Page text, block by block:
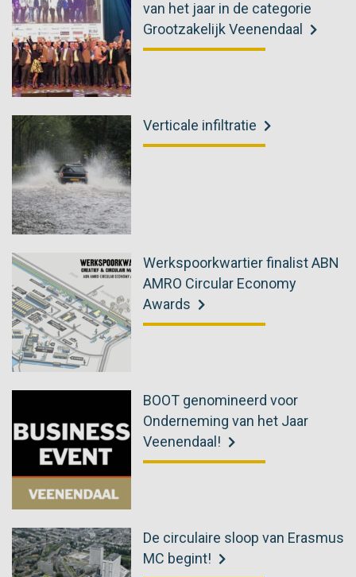
van het jaar in de categorie
Grootzakelijk Veenendaal
Verticale infiltratie
Werkspoorkwartier finalist ABN
AMRO Circular Economy
Awards
BOOT genomineerd voor
Onderneming van het Jaar
Veenendaal!
De circulaire sloop van Erasmus
MC begint!